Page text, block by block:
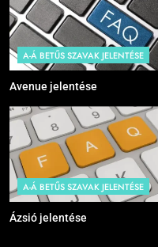
A-Á BETŰS SZAVAK JELENTÉSE
Avenue jelentése
A-Á BETŰS SZAVAK JELENTÉSE
Ázsió jelentése